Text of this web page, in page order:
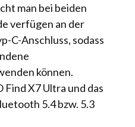
man bei beiden
verfügen an der
C-Anschluss, sodass
können.
Find X7 Ultra und das
5.4 bzw. 5.3